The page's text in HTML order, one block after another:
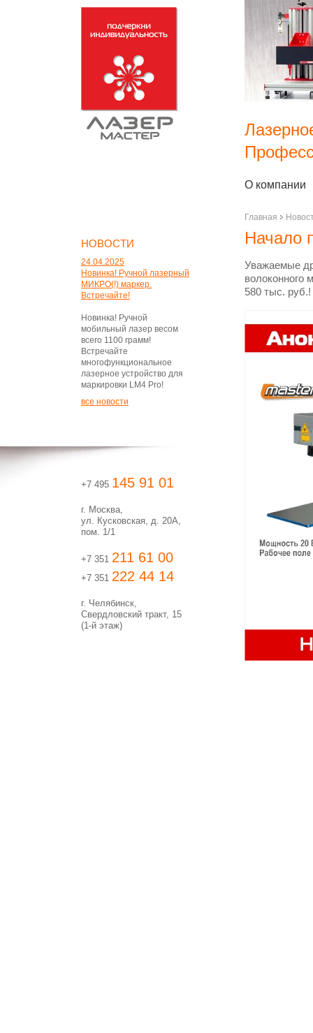
О компании
НОВОСТИ
24.04.2025
Новинка! Ручной лазерный
МИКРО(!) маркер.
Встречайте!
Новинка! Ручной
мобильный лазер весом
всего 1100 грамм!
Встречайте
многофункциональное
лазерное устройство для
маркировки LM4 Pro!
все новости
+7 495 145 91 01
г. Москва,
ул. Кусковская, д. 20А,
пом. 1/1
+7 351 211 61 00
+7 351 222 44 14
г. Челябинск,
Свердловский тракт, 15
(1-й этаж)
Главная
Начало
Уважаемые
волоконного
580 тыс.